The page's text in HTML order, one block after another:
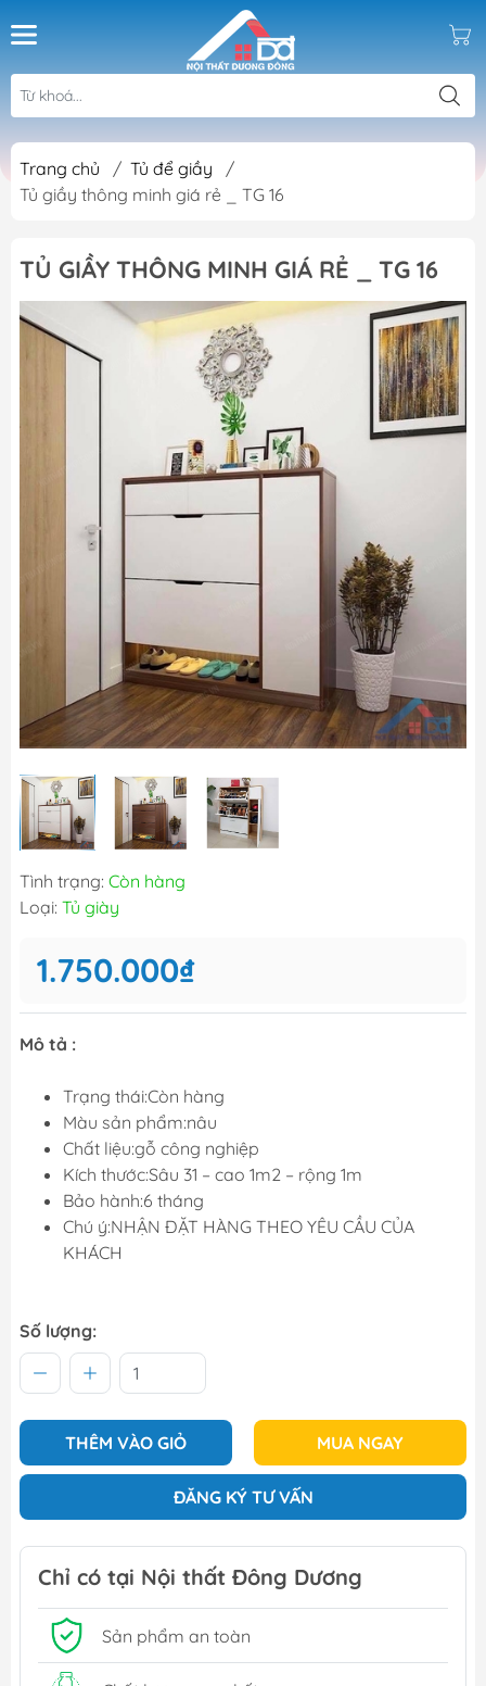
Trang chủ / Tủ để giầy
/
Tủ giầy thông minh giá rẻ _ TG 16
TỦ GIẦY THÔNG MINH GIÁ RẺ _ TG 16
Tình trạng: Còn hàng
Loại: Tủ giày
1.750.000₫
Mô tả :
Trạng thái:Còn hàng
Màu sản phẩm:nâu
Chất liệu:gỗ công nghiệp
Kích thước:Sâu 31 – cao 1m2 – rộng 1m
Bảo hành:6 tháng
Chú ý:NHẬN ĐẶT HÀNG THEO YÊU CẦU CỦA
KHÁCH
Số lượng:
THÊM VÀO GIỎ MUA NGAY
ĐĂNG KÝ TƯ VẤN
Chỉ có tại Nội thất Đông Dương
Sản phẩm an toàn